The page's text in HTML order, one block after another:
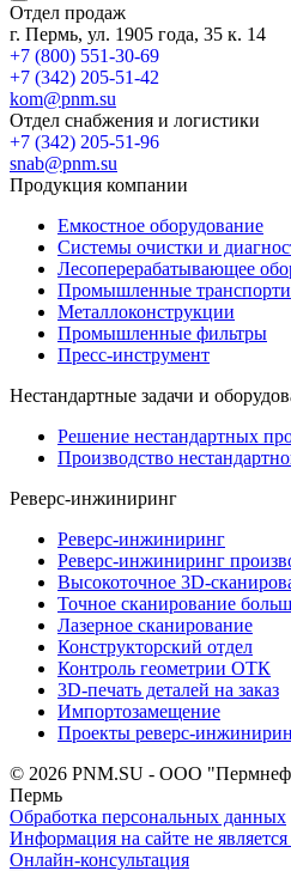
Отдел продаж
г. Пермь, ул. 1905 года, 35 к. 14
+7 (800) 551-30-69
+7 (342) 205-51-42
kom@pnm.su
Отдел снабжения и логистики
+7 (342) 205-51-96
snab@pnm.su
Продукция компании
Емкостное оборудование
Системы очистки и
Лесоперерабатывающее
Промышленные
Металлоконструкции
Промышленные фильтры
Пресс-инструмент
Нестандартные задачи и
Решение нестандартных
Производство
Реверс-инжиниринг
Реверс-инжиниринг
Реверс-инжиниринг
Высокоточное 3D-
Точное сканирование
Лазерное сканирование
Конструкторский отдел
Контроль геометрии ОТК
3D-печать деталей на заказ
Импортозамещение
Проекты реверс-
© 2026 PNM.SU - ООО
Пермь
Обработка персональных данных
Информация на сайте не
Онлайн-консультация